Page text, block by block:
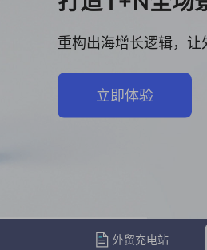
重构出海增长逻辑，
立即体验
外贸充电站